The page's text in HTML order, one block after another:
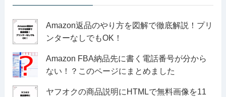
Amazon返品のやり方を図解で徹底解説！プリ
ンターなしでもOK！
Amazon FBA納品先に書く電話番号が分から
ない！？このページにまとめました
ヤフオクの商品説明にHTMLで無料画像を11